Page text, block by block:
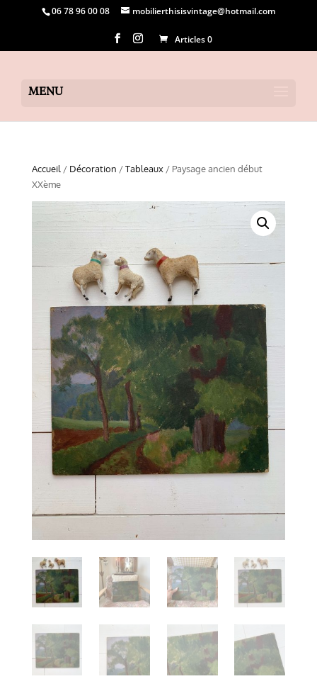
06 78 96 00 08 mobilierthisisvintage@hotmail.com
Articles 0
Accueil / Décoration /Tableaux/ Paysage ancien début
XXème